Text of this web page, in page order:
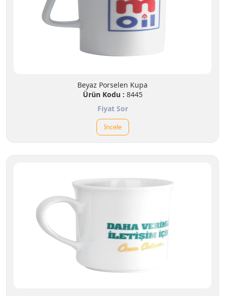
Beyaz Porselen Kupa
Ürün Kodu : 8445
Fiyat Sor
İncele